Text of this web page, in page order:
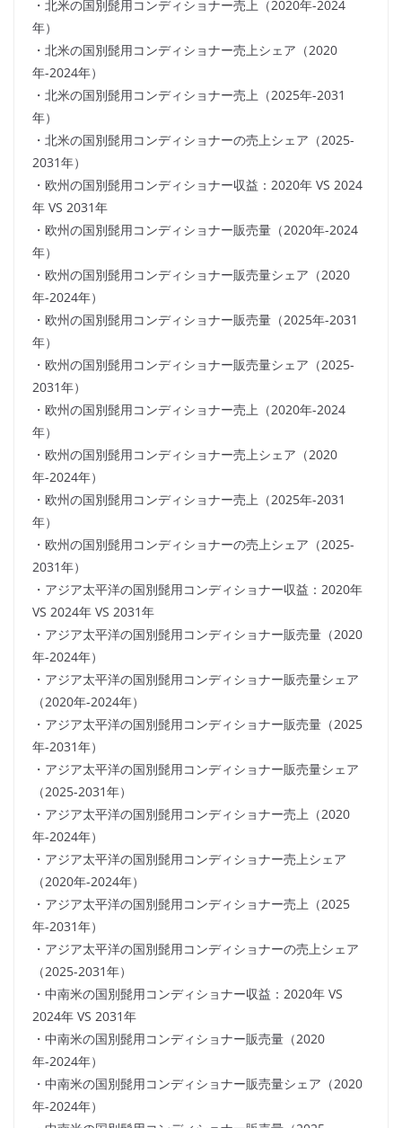
・北米の国別髭用コンディショナー売上（2020年-2024
年）
・北米の国別髭用コンディショナー売上シェア（2020
年-2024年）
・北米の国別髭用コンディショナー売上（2025年-2031
年）
・北米の国別髭用コンディショナーの売上シェア（2025-
2031年）
・欧州の国別髭用コンディショナー収益：2020年 VS 2024
年 VS 2031年
・欧州の国別髭用コンディショナー販売量（2020年-2024
年）
・欧州の国別髭用コンディショナー販売量シェア（2020
年-2024年）
・欧州の国別髭用コンディショナー販売量（2025年-2031
年）
・欧州の国別髭用コンディショナー販売量シェア（2025-
2031年）
・欧州の国別髭用コンディショナー売上（2020年-2024
年）
・欧州の国別髭用コンディショナー売上シェア（2020
年-2024年）
・欧州の国別髭用コンディショナー売上（2025年-2031
年）
・欧州の国別髭用コンディショナーの売上シェア（2025-
2031年）
・アジア太平洋の国別髭用コンディショナー収益：2020年
VS 2024年 VS 2031年
・アジア太平洋の国別髭用コンディショナー販売量（2020
年-2024年）
・アジア太平洋の国別髭用コンディショナー販売量シェア
（2020年-2024年）
・アジア太平洋の国別髭用コンディショナー販売量（2025
年-2031年）
・アジア太平洋の国別髭用コンディショナー販売量シェア
（2025-2031年）
・アジア太平洋の国別髭用コンディショナー売上（2020
年-2024年）
・アジア太平洋の国別髭用コンディショナー売上シェア
（2020年-2024年）
・アジア太平洋の国別髭用コンディショナー売上（2025
年-2031年）
・アジア太平洋の国別髭用コンディショナーの売上シェア
（2025-2031年）
・中南米の国別髭用コンディショナー収益：2020年 VS
2024年 VS 2031年
・中南米の国別髭用コンディショナー販売量（2020
年-2024年）
・中南米の国別髭用コンディショナー販売量シェア（2020
年-2024年）